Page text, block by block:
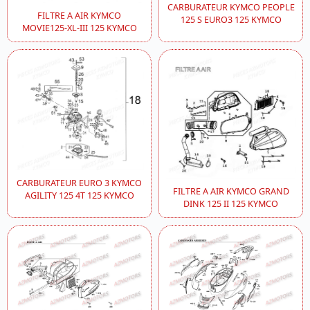
FILTRE A AIR KYMCO
MOVIE125-XL-III 125 KYMCO
CARBURATEUR KYMCO PEOPLE
125 S EURO3 125 KYMCO
CARBURATEUR EURO 3 KYMCO
AGILITY 125 4T 125 KYMCO
FILTRE A AIR KYMCO GRAND
DINK 125 II 125 KYMCO